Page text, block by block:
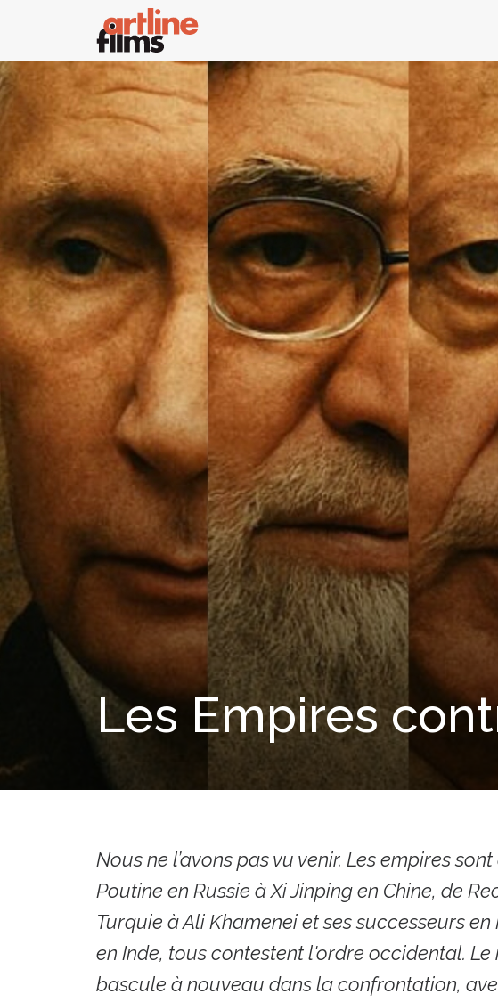
Les Empires
Nous ne l’avons pas vu venir. Les empires
Poutine en Russie à Xi Jinping en Chine, de
Turquie à Ali Khamenei et ses successeurs
en Inde, tous contestent l'ordre occidental.
bascule à nouveau dans la confrontation,